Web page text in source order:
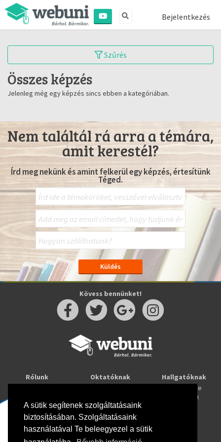
A sütik segítenek szolgáltatásaink
biztosításában. Szolgáltatásaink
használatával Te beleegyezel a sütik
Bejelentkezés
Szűrés
Összes képzés
Jelenleg még egy képzés sincs ebben a kategóriában.
Nem találtál rá arra a témára,
amit kerestél?
Írd meg nekünk és amint felkerül egy képzés, értesítünk
Téged.
Kövess bennünket!
Rólunk
Oktatóknak
Webuni Stúdió
Hallgatóknak
Tanulj online
Képzések
Info
Adatkezelési tájékoztató
ÁSZF